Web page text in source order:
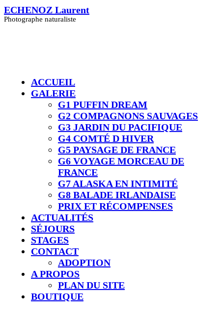
Skip
to
ECHENOZ Laurent
Photographe naturaliste
ACCUEIL
GALERIE
G1 PUFFIN DREAM
G2 COMPAGNONS SAUVAGES
G3 JARDIN DU PACIFIQUE
G4 COMTÉ D HIVER​
G5 PAYSAGE DE FRANCE
G6 VOYAGE MORCEAU DE
FRANCE
G7 ALASKA EN INTIMITÉ
G8 BALADE IRLANDAISE
PRIX ET RÉCOMPENSES
ACTUALITÉS
SÉJOURS
STAGES
CONTACT
ADOPTION
A PROPOS
PLAN DU SITE
BOUTIQUE